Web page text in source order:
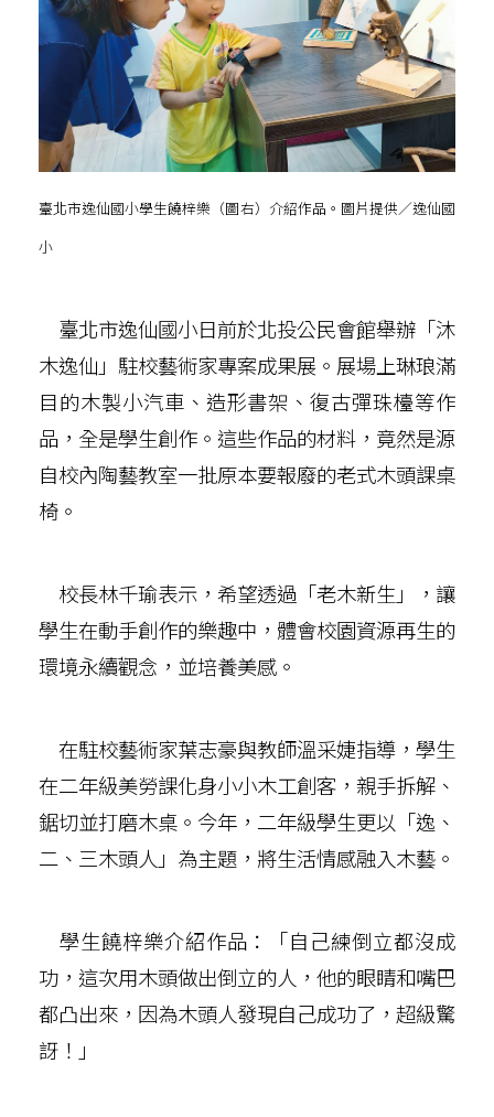
臺北市逸仙國小學生饒梓樂（圖右）介紹作品。圖片提供／逸仙國
小
臺北市逸仙國小日前於北投公民會館舉辦「沐
木逸仙」駐校藝術家專案成果展。展場上琳琅滿
目的木製小汽車、造形書架、復古彈珠檯等作
品，全是學生創作。這些作品的材料，竟然是源
自校內陶藝教室一批原本要報廢的老式木頭課桌
椅。
校長林千瑜表示，希望透過「老木新生」，讓
學生在動手創作的樂趣中，體會校園資源再生的
環境永續觀念，並培養美感。
在駐校藝術家葉志豪與教師溫采婕指導，學生
在二年級美勞課化身小小木工創客，親手拆解、
鋸切並打磨木桌。今年，二年級學生更以「逸、
二、三木頭人」為主題，將生活情感融入木藝。
學生饒梓樂介紹作品：「自己練倒立都沒成
功，這次用木頭做出倒立的人，他的眼睛和嘴巴
都凸出來，因為木頭人發現自己成功了，超級驚
訝！」